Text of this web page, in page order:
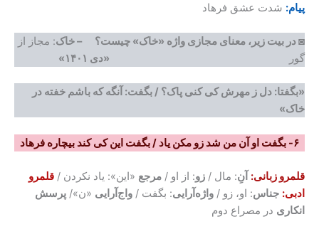
پیام: شدت عشق فرهاد
◙در بیت زیر، معنای مجازی واژه «خاک» چیست؟ –خاک: مجاز از
گور «دی ۱۴۰۱»
«بگفتا: دل ز مهرش کی کنی پاک؟ / بگفت: آنگه که باشم خفته در
خاک»
۶- بگفت او آن من شد زو مکن یاد / بگفت این کی کند بیچاره فرهاد
قلمرو زبانی: آنِ: مال / زو: از او / مرجع «این»: یاد نکردن / قلمرو
ادبی: جناس: او، زو / واژه‌آرایی: بگفت / واج‌آرایی «ن»/ پرسش
انکاری در مصراع دوم